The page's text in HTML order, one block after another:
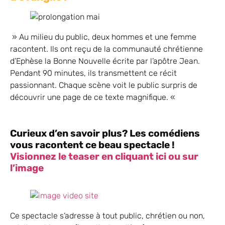
» Au milieu du public, deux hommes et une femme
racontent. Ils ont reçu de la communauté chrétienne
d’Ephèse la Bonne Nouvelle écrite par l’apôtre Jean.
Pendant 90 minutes, ils transmettent ce récit
passionnant. Chaque scène voit le public surpris de
découvrir une page de ce texte magnifique. «
Curieux d’en savoir plus? Les comédiens
vous racontent ce beau spectacle !
Visionnez le teaser en cliquant ici ou sur
l’image
Ce spectacle s’adresse à tout public, chrétien ou non,